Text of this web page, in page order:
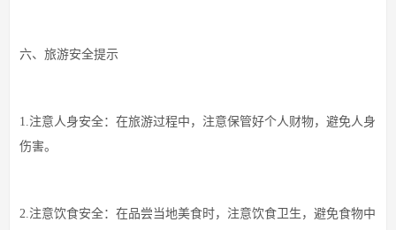
六、旅游安全提示
1.注意人身安全：在旅游过程中，注意保管好个人财物，避免人身
伤害。
2.注意饮食安全：在品尝当地美食时，注意饮食卫生，避免食物中